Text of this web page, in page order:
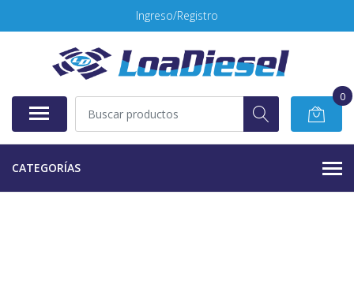
Ingreso/Registro
0
CATEGORÍAS